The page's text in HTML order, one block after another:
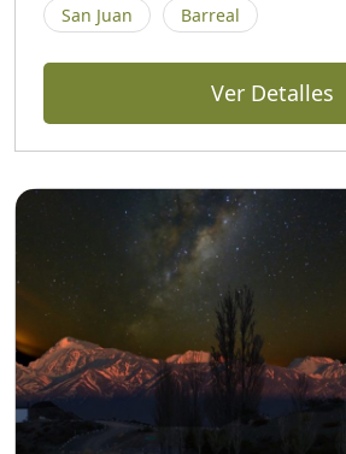
San Juan Barreal
Ver Detalles